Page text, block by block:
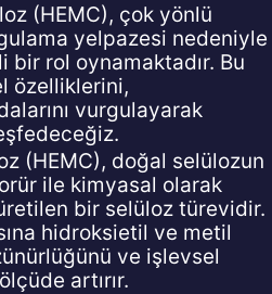
(HEMC), çok yönlü
yelpazesi nedeniyle
rol oynamaktadır. Bu
özelliklerini,
vurgulayarak
(HEMC), doğal selülozun
ile kimyasal olarak
bir selüloz türevidir.
hidroksietil ve metil
ve işlevsel
artırır.